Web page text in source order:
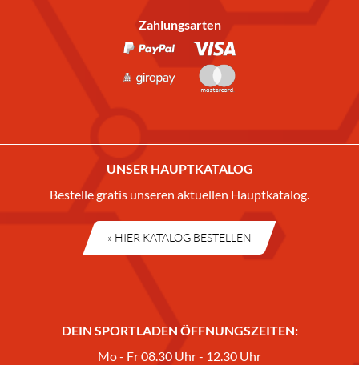
Zahlungsarten
UNSER HAUPTKATALOG
Bestelle gratis unseren aktuellen Hauptkatalog.
» HIER KATALOG BESTELLEN
DEIN SPORTLADEN ÖFFNUNGSZEITEN:
Mo - Fr 08.30 Uhr - 12.30 Uhr